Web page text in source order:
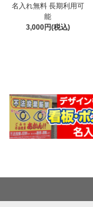
名入れ無料 長期利用可
能
3,000円(税込)